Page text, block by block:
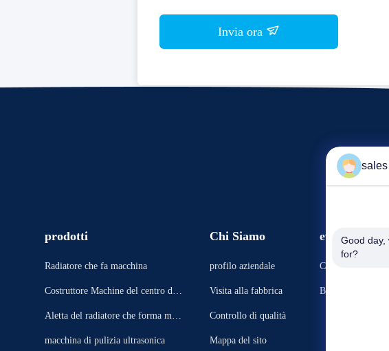
Invia ora
prodotti
Radiatore che fa macchina
Costruttore Machine del centro del
Aletta del radiatore che forma mac
macchina di pulizia ultrasonica
Chi Siamo
profilo aziendale
Visita alla fabbrica
Controllo di qualità
Mappa del sito
eventi
Casi
Blog
Good day,
for?